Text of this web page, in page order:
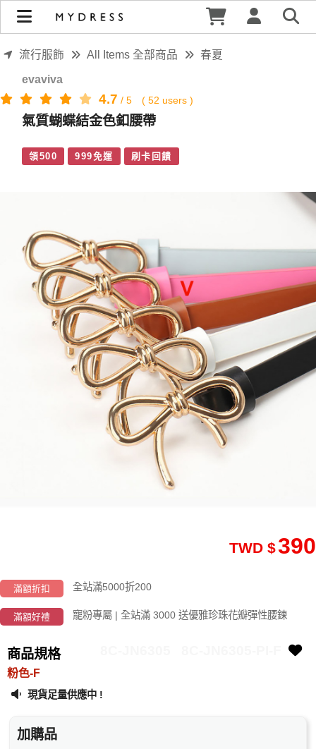
氣質蝴蝶結金色釦腰帶 | MYDRESS 時裳韓風
流行服飾 All Items 全部商品 春夏
evaviva
4.7 / 5 ( 52 users )
氣質蝴蝶結金色釦腰帶
領500 999免運 刷卡回饋
390
TWD $
滿額折扣 全站滿5000折200
滿額好禮 寵粉專屬 | 全站滿 3000 送優雅珍珠花瓣彈性腰鍊
商品規格
粉色-F
現貨足量供應中 !
加購品